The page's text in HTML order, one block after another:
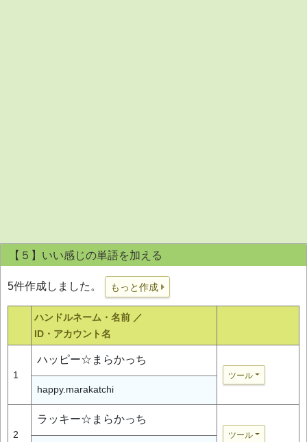
【５】いい感じの単語を加える
5件作成しました。 もっと作成
ハンドルネーム・名前 ／
ID・アカウント名
1
ハッピー☆まらかっち
ツール
happy.marakatchi
2
ラッキー☆まらかっち
ツール